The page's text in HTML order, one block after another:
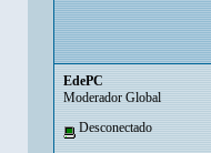
EdePC
Moderador Global
Desconectado